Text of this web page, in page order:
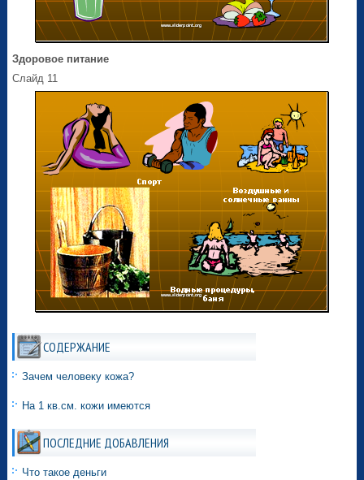
Здоровое питание
Слайд 11
СОДЕРЖАНИЕ
Зачем человеку кожа?
На 1 кв.см. кожи имеются
ПОСЛЕДНИЕ ДОБАВЛЕНИЯ
Что такое деньги